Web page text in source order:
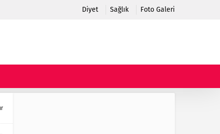
Diyet Sağlık Foto Galeri